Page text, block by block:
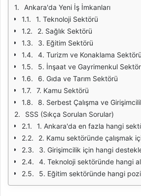
Ankara'da Yeni İş İmkanları
1. Teknoloji Sektörü
2. Sağlık Sektörü
3. Eğitim Sektörü
4. Turizm ve Konaklama Sektörü
5. İnşaat ve Gayrimenkul
6. Gıda ve Tarım Sektörü
7. Kamu Sektörü
8. Serbest Çalışma ve
SSS (Sıkça Sorulan Sorular)
1. Ankara'da en fazla hangi sektörlerde iş
2. Kamu sektöründe çalışmak
3. Girişimcilik için hangi
4. Teknoloji sektöründe hangi
5. Eğitim sektöründe hangi